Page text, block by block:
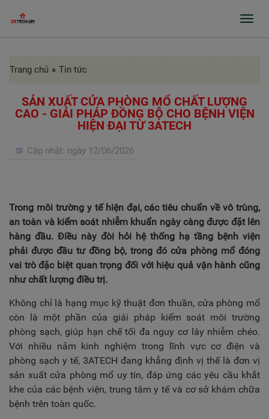
GIỚI THIỆU
SẢN PHẨM
GIA CÔNG INOX, BÀO RÃNH, CHẤN GẤP
PROFILE
DỰ ÁN
TIN TỨC
TUYỂN DỤNG
LIÊN HỆ
Trang chủ » Tin tức
SẢN XUẤT CỬA PHÒNG MỔ CHẤT LƯỢNG
CAO - GIẢI PHÁP ĐỒNG BỘ CHO BỆNH VIỆN
HIỆN ĐẠI TỪ 3ATECH
Cập nhật: ngày 12/06/2026
Trong môi trường y tế hiện đại, các tiêu chuẩn về vô trùng,
an toàn và kiểm soát nhiễm khuẩn ngày càng được đặt lên
hàng đầu. Điều này đòi hỏi hệ thống hạ tầng bệnh viện
phải được đầu tư đồng bộ, trong đó cửa phòng mổ đóng
vai trò đặc biệt quan trọng đối với hiệu quả vận hành cũng
như chất lượng điều trị.
Không chỉ là hạng mục kỹ thuật đơn thuần, cửa phòng mổ
còn là một phần của giải pháp kiểm soát môi trường
phòng sạch, giúp hạn chế tối đa nguy cơ lây nhiễm chéo.
Với nhiều năm kinh nghiệm trong lĩnh vực cơ điện và
phòng sạch y tế, 3ATECH đang khẳng định vị thế là đơn vị
sản xuất cửa phòng mổ uy tín, đáp ứng các yêu cầu khắt
khe của các bệnh viện, trung tâm y tế và cơ sở khám chữa
bệnh trên toàn quốc.